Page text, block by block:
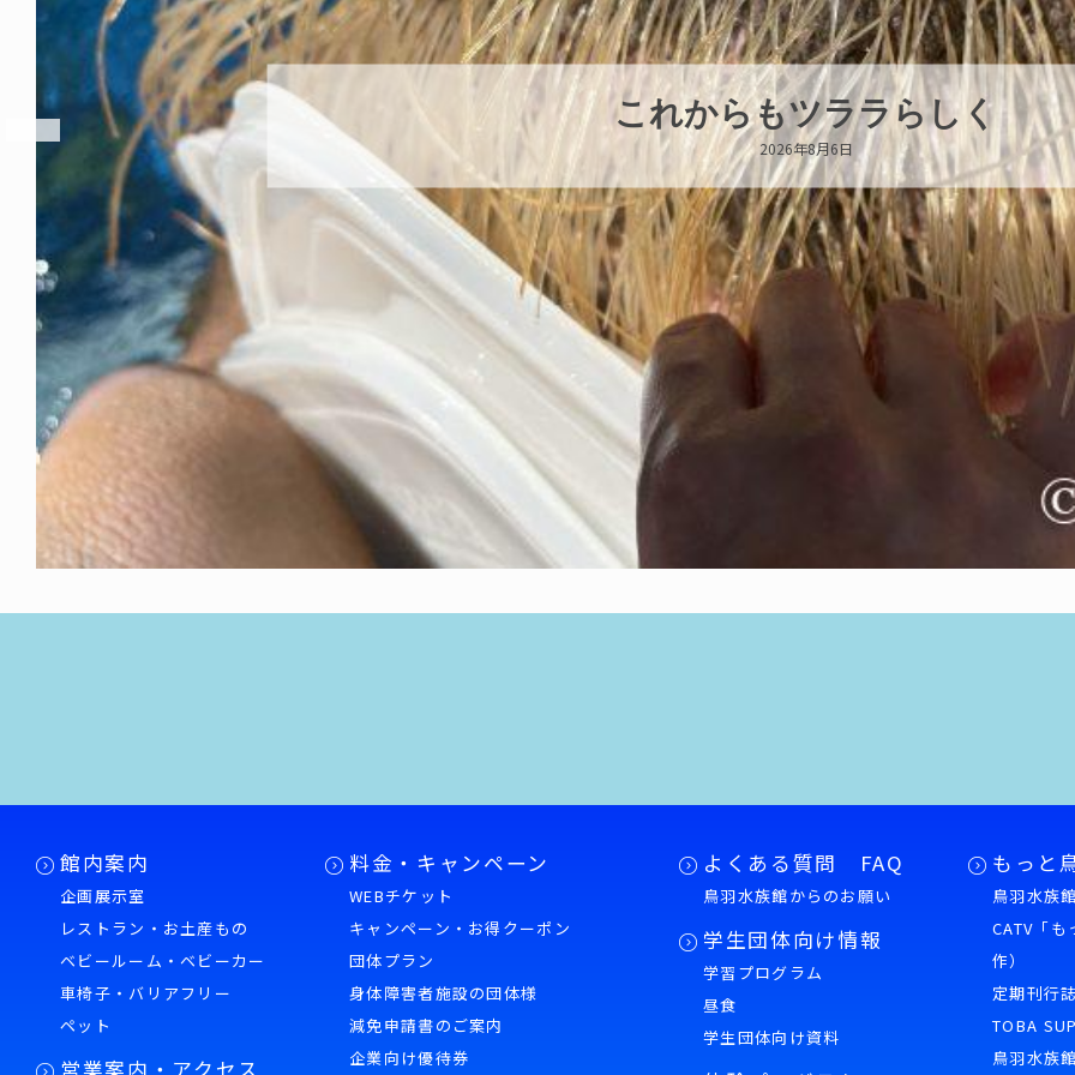
ハロー’s
2026年8月6日
館内案内
企画展示室
レストラン・お土産もの
ベビールーム・ベビーカー
車椅子・バリアフリー
ペット
営業案内・アクセス
料金・キャンペーン
WEBチケット
キャンペーン・お得クーポン
団体プラン
身体障害者施設の団体様
減免申請書のご案内
企業向け優待券
よくある質問 FAQ
鳥羽水族館からのお願い
学生団体向け情報
学習プログラム
昼食
学生団体向け資料
もっと
鳥羽水族
CATV「
作）
定期刊行
TOBA
鳥羽水族